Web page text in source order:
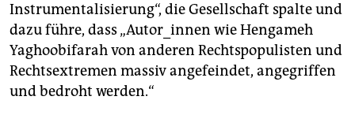
Instrumentalisierung“, die Gesellschaft spalte und
dazu führe, dass „Autor_innen wie Hengameh
Yaghoobifarah von anderen Rechtspopulisten und
Rechtsextremen massiv angefeindet, angegriffen
und bedroht werden.“